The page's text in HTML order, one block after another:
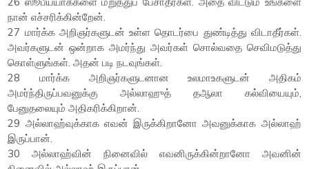
நான் எச்சரிக்கின்றேன்.
27 மார்க்க அறிஞர்களுடன் உள்ள தொடர்பை துண்டித்து விடாதீர்கள்.
அவர்களுடன் ஒன்றாக அமர்ந்து அவர்கள் சொல்வதை செவிமடுத்து
கொள்ளுங்கள். அதன் படி நடவுங்கள்.
28 மார்க்க அறிஞர்களுடனான உலமாஉகளுடன் அதிகம்
அமர்ந்திருப்பவனுக்கு அல்லாஹுத் தஆலா கல்வியையும்,
பேனுதலையும் அதிகரிக்கிறான்.
29 அல்லாஹ்வுக்காக எவன் இருக்கிறானோ அவனுக்காக அல்லாஹ்
இருப்பான்.
30 அல்லாஹ்வின் நினைவில் எவனிருக்கின்றானோ அவனின்